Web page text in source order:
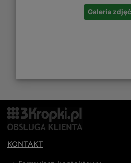
Galeria zdjęć
KONTAKT